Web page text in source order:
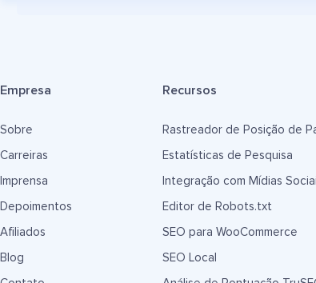
Empresa
Sobre
Carreiras
Imprensa
Depoimentos
Afiliados
Blog
Recursos
Rastreador de Posição de
Estatísticas de Pesquisa
Integração com Mídias
Editor de Robots.txt
SEO para WooCommerce
SEO Local